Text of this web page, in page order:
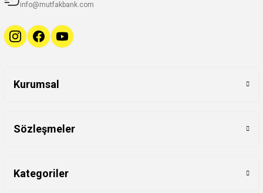
info@mutfakbank.com
Kurumsal
Sözleşmeler
Kategoriler